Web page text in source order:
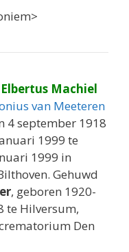
Machiel
van Meeteren
4 september 1918
1999 te
1999 in
Gehuwd
, geboren 1920-
te Hilversum,
Den